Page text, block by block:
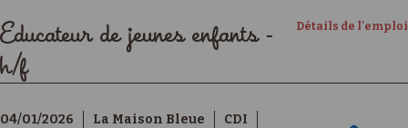
Détails de l'emploi
Educateur de jeunes enfants -
h/f
04/01/2026 La Maison Bleue
CDI